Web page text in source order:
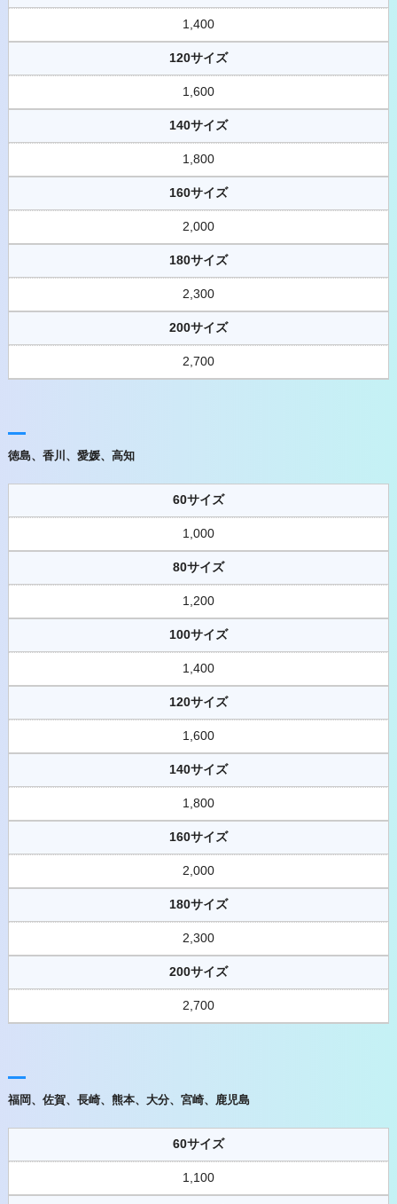
1,400
120サイズ
1,600
140サイズ
1,800
160サイズ
2,000
180サイズ
2,300
200サイズ
2,700
徳島、香川、愛媛、高知
60サイズ
1,000
80サイズ
1,200
100サイズ
1,400
120サイズ
1,600
140サイズ
1,800
160サイズ
2,000
180サイズ
2,300
200サイズ
2,700
福岡、佐賀、長崎、熊本、大分、宮崎、鹿児島
60サイズ
1,100